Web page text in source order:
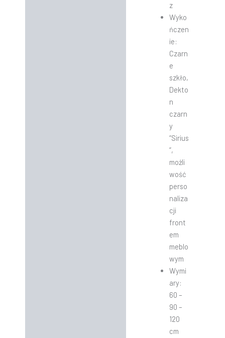
z
Wyko
ńczen
ie:
Czarn
e
szkło,
Dekto
n
czarn
y
“Sirius
”,
możli
wość
perso
naliza
cji
front
em
meblo
wym
Wymi
ary:
60 –
90 –
120
cm